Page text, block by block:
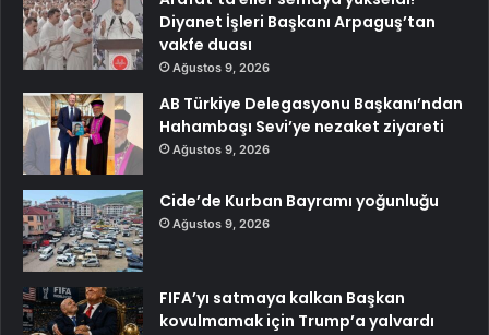
Diyanet İşleri Başkanı Arpaguş’tan
vakfe duası
Ağustos 9, 2026
AB Türkiye Delegasyonu Başkanı’ndan
Hahambaşı Sevi’ye nezaket ziyareti
Ağustos 9, 2026
Cide’de Kurban Bayramı yoğunluğu
Ağustos 9, 2026
FIFA’yı satmaya kalkan Başkan
kovulmamak için Trump’a yalvardı